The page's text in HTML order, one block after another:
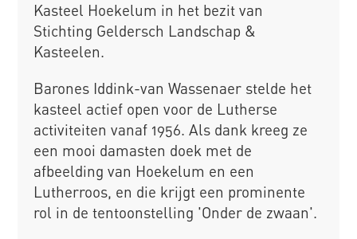
Kasteel Hoekelum in het bezit van
Stichting Geldersch Landschap &
Kasteelen.
Barones Iddink-van Wassenaer stelde het
kasteel actief open voor de Lutherse
activiteiten vanaf 1956. Als dank kreeg ze
een mooi damasten doek met de
afbeelding van Hoekelum en een
Lutherroos, en die krijgt een prominente
rol in de tentoonstelling 'Onder de zwaan'.